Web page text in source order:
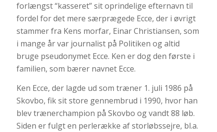
forlængst “kasseret” sit oprindelige efternavn til
fordel for det mere særprægede Ecce, der i øvrigt
stammer fra Kens morfar, Einar Christiansen, som
i mange år var journalist på Politiken og altid
bruge pseudonymet Ecce. Ken er dog den første i
familien, som bærer navnet Ecce.
Ken Ecce, der lagde ud som træner 1. juli 1986 på
Skovbo, fik sit store gennembrud i 1990, hvor han
blev trænerchampion på Skovbo og vandt 88 løb.
Siden er fulgt en perlerække af storløbssejre, bl.a.